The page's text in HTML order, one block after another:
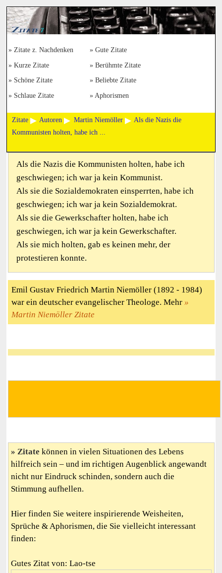
Zitate z. Nachdenken Gute Zitate
Kurze Zitate Berühmte Zitate
Schöne Zitate Beliebte Zitate
Schlaue Zitate Aphorismen
Zitate Autoren Martin Niemöller
Als die Nazis die
Kommunisten holten, habe ich ...
Als die Nazis die Kommunisten holten, habe ich
geschwiegen; ich war ja kein Kommunist.
Als sie die Sozialdemokraten einsperrten, habe ich
geschwiegen; ich war ja kein Sozialdemokrat.
Als sie die Gewerkschafter holten, habe ich
geschwiegen, ich war ja kein Gewerkschafter.
Als sie mich holten, gab es keinen mehr, der
protestieren konnte.
Emil Gustav Friedrich Martin Niemöller (1892 - 1984)
war ein deutscher evangelischer Theologe. Mehr
Martin Niemöller Zitate
Zitate können in vielen Situationen des Lebens
hilfreich sein – und im richtigen Augenblick angewandt
nicht nur Eindruck schinden, sondern auch die
Stimmung aufhellen.
Hier finden Sie weitere inspirierende Weisheiten,
Sprüche & Aphorismen, die Sie vielleicht interessant
finden:
Gutes Zitat von: Lao-tse